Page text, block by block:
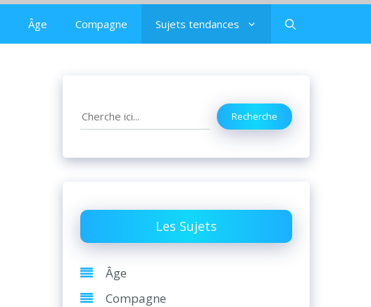
Âge Compagne Sujets tendances
Search Recherche
Les Sujets
Âge
Compagne